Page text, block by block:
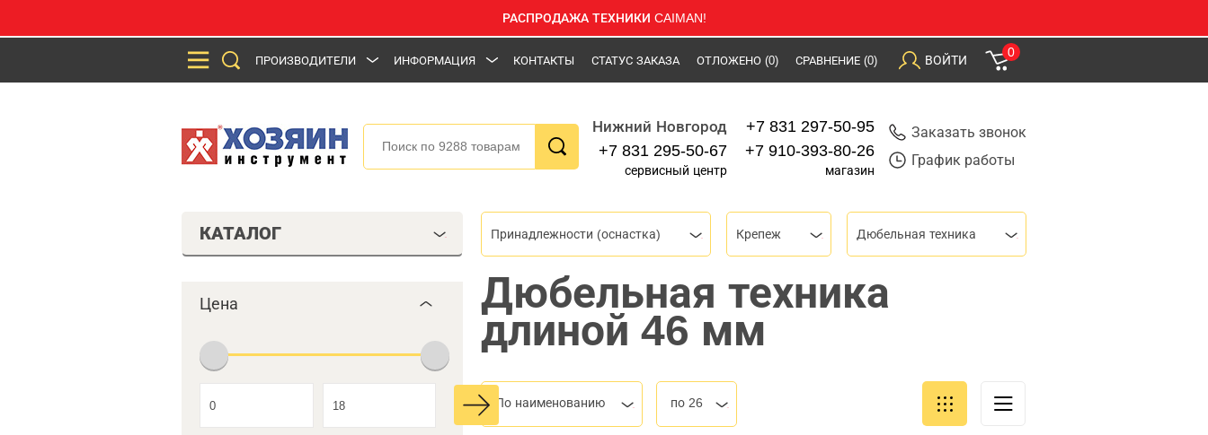
РАСПРОДАЖА ТЕХНИКИ CAIMAN!
ПРОИЗВОДИТЕЛИ ИНФОРМАЦИЯ КОНТАКТЫ СТАТУС ЗАКАЗА ОТЛОЖЕНО (0) СРАВНЕНИЕ (0) ВОЙТИ
0
Нижний Новгород
+7 831 295-50-67
сервисный центр
+7 831 297-50-95
+7 910-393-80-26
магазин
Заказать звонок
График работы
КАТАЛОГ
Цена
Принадлежности (оснастка) Крепеж Дюбельная техника
Дюбельная техника
длиной 46 мм
По наименованию по 26